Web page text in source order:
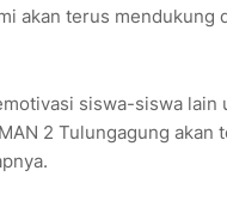
akan terus
siswa-siswa lain
2 Tulungagung akan